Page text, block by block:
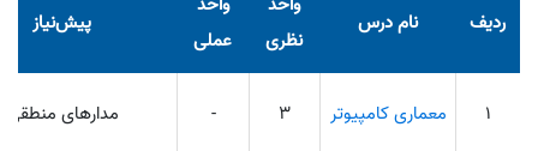
ردیف نام درس
نظری
عملی
پیش‌نیاز
1 معماری کامپیوتر 3
- مدارهای منطقی